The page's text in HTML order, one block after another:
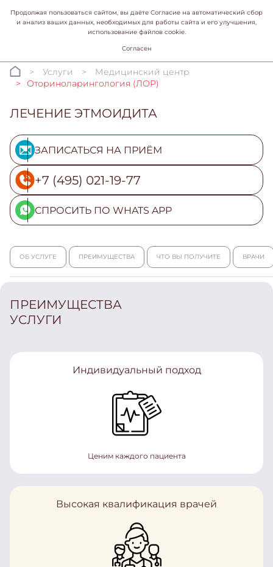
Услуги
Медицинский центр
Оториноларингология (ЛОР)
ЛЕЧЕНИЕ ЭТМОИДИТА
ЗАПИСАТЬСЯ НА ПРИЁМ
+7 (495) 021-19-77
СПРОСИТЬ ПО WHATS APP
ОБ УСЛУГЕ ПРЕИМУЩЕСТВА ЧТО ВЫ ПОЛУЧИТЕ ВРАЧИ
ПРЕИМУЩЕСТВА
УСЛУГИ
Индивидуальный подход
Ценим каждого пациента
Высокая квалификация врачей
Продолжая пользоваться сайтом, вы даёте Согласие на автоматический сбор
и анализ ваших данных, необходимых для работы сайта и его улучшения,
использование файлов cookie.
Согласен